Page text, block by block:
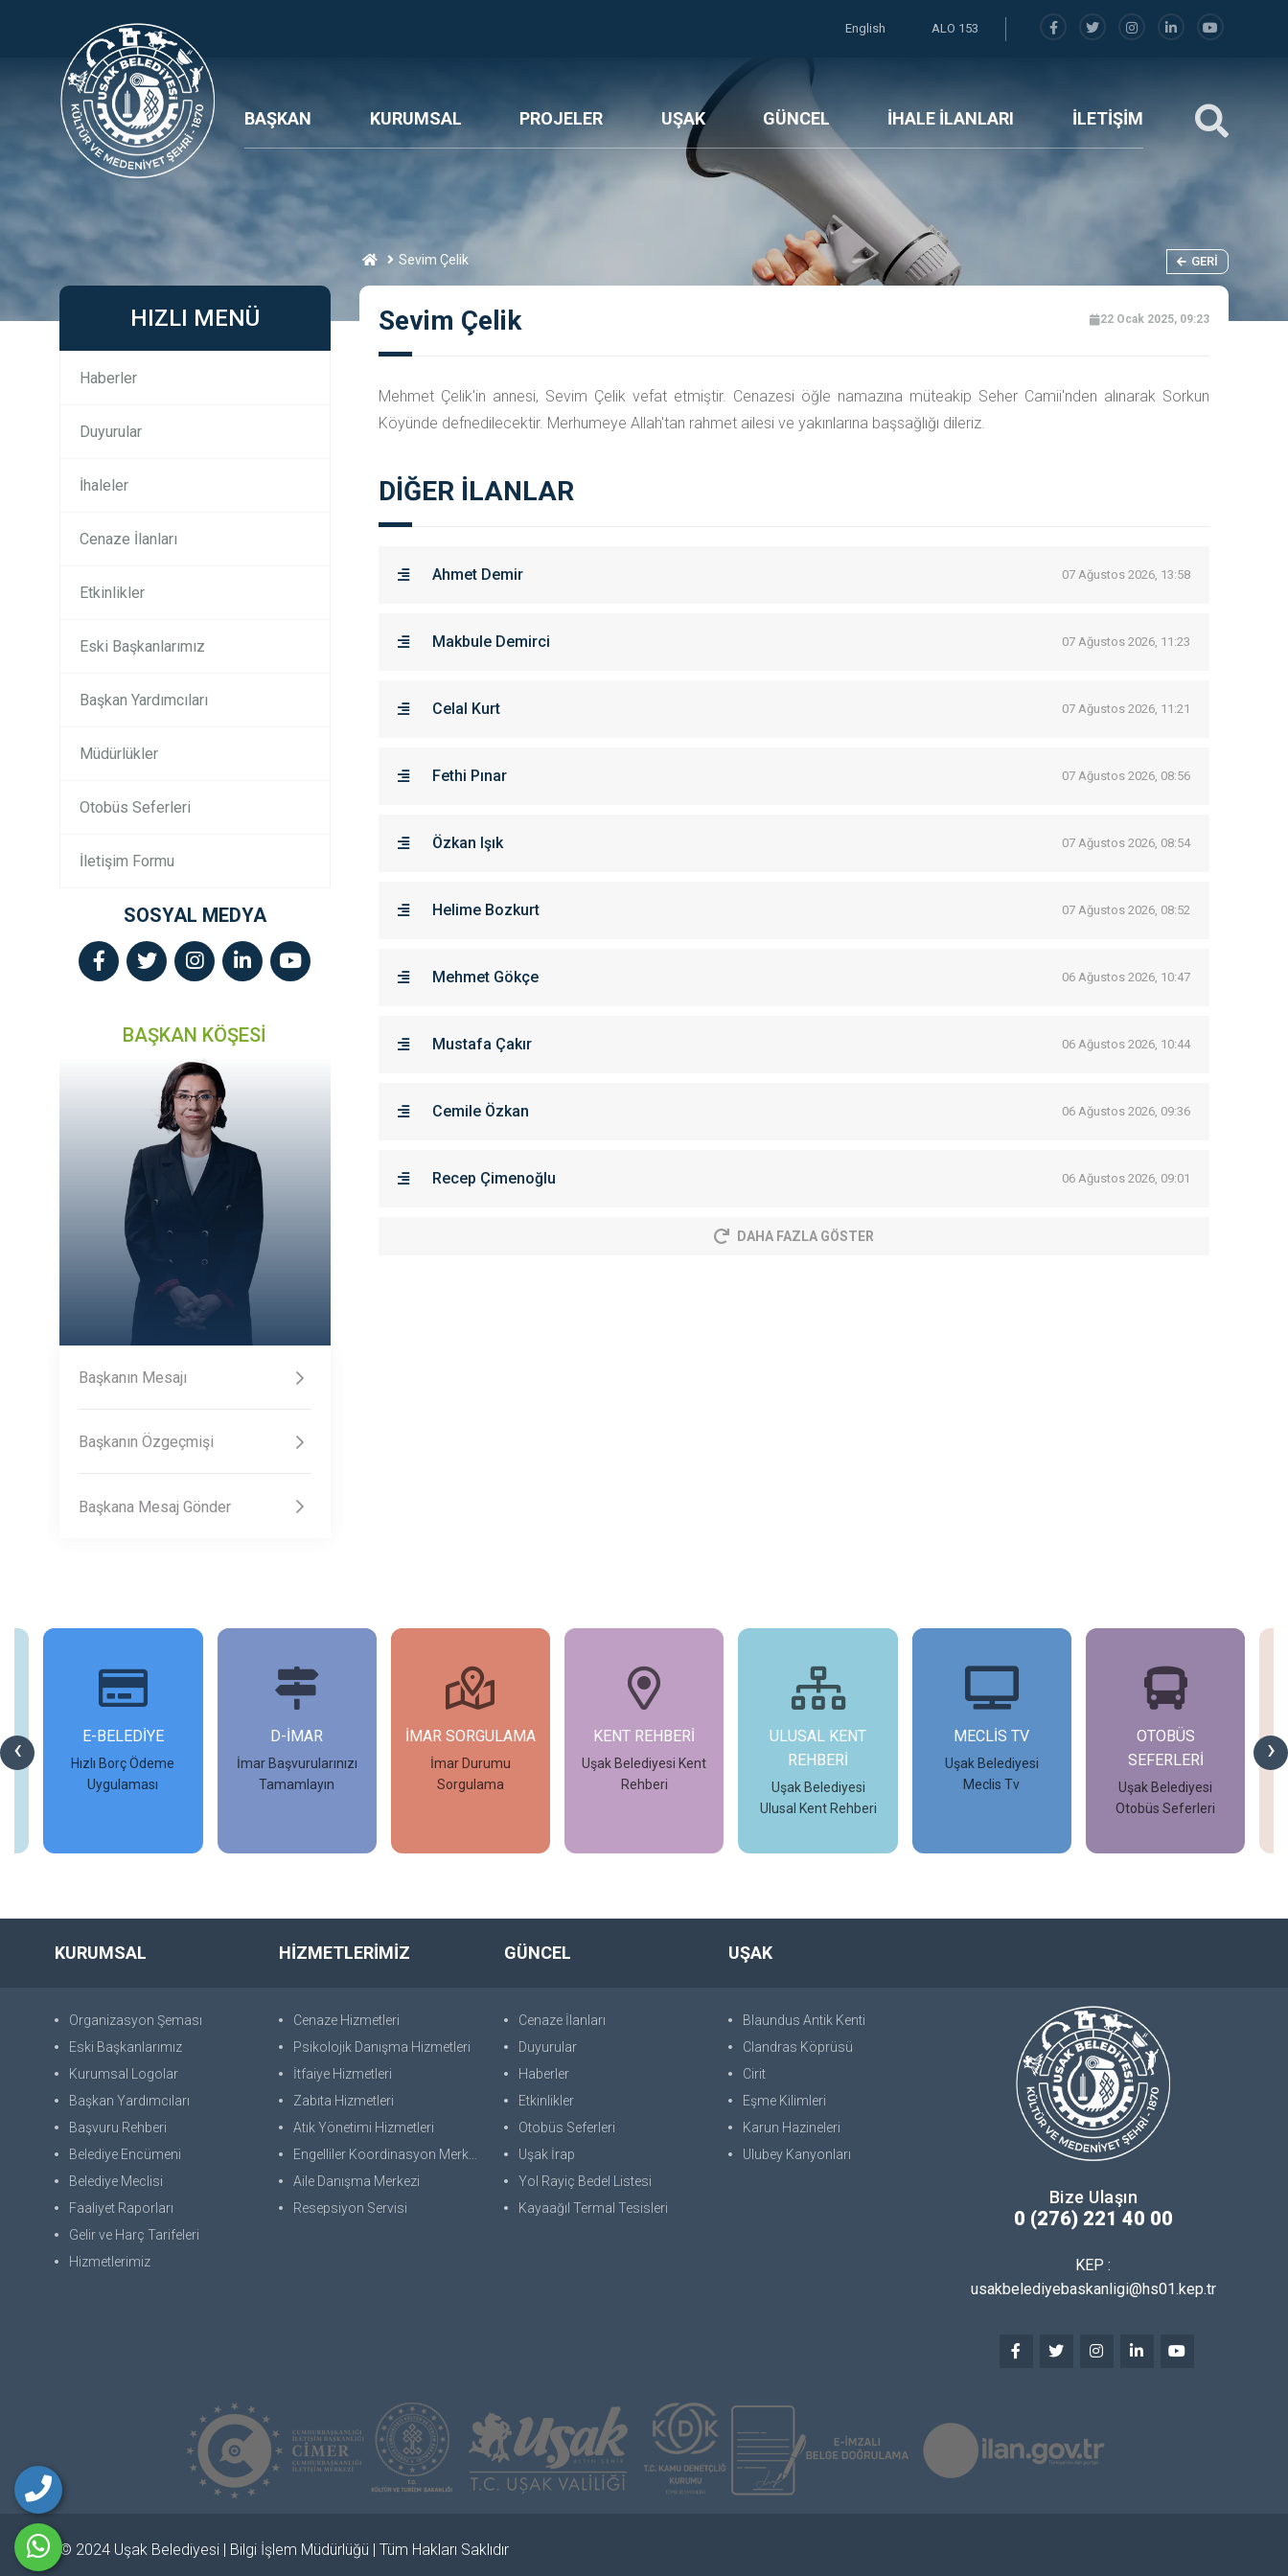
English ALO 153
BAŞKAN KURUMSAL PROJELER UŞAK GÜNCEL İHALE İLANLARI İLETİŞİM
Sevim Çelik GERI
HIZLI MENÜ
Haberler
Duyurular
İhaleler
Cenaze İlanları
Etkinlikler
Eski Başkanlarımız
Başkan Yardımcıları
Müdürlükler
Otobüs Seferleri
İletişim Formu
SOSYAL MEDYA
BAŞKAN KÖŞESİ
Başkanın Mesajı
Başkanın Özgeçmişi
Başkana Mesaj Gönder
Sevim Çelik 22 Ocak 2025, 09:23
Mehmet Çelik'in annesi, Sevim Çelik vefat etmiştir. Cenazesi öğle namazına müteakip Seher Camii'nden alınarak Sorkun
Köyünde defnedilecektir. Merhumeye Allah'tan rahmet ailesi ve yakınlarına başsağlığı dileriz.
DİĞER İLANLAR
Ahmet Demir 07 Ağustos 2026, 13:58
Makbule Demirci 07 Ağustos 2026, 11:23
Celal Kurt 07 Ağustos 2026, 11:21
Fethi Pınar 07 Ağustos 2026, 08:56
Özkan Işık 07 Ağustos 2026, 08:54
Helime Bozkurt 07 Ağustos 2026, 08:52
Mehmet Gökçe 06 Ağustos 2026, 10:47
Mustafa Çakır 06 Ağustos 2026, 10:44
Cemile Özkan 06 Ağustos 2026, 09:36
Recep Çimenoğlu 06 Ağustos 2026, 09:01
DAHA FAZLA GÖSTER
‹ ›
E-BELEDİYE
Hızlı Borç Ödeme
Uygulaması
D-İMAR
İmar Başvurularınızı
Tamamlayın
İMAR SORGULAMA
İmar Durumu
Sorgulama
KENT REHBERİ
Uşak Belediyesi Kent
Rehberi
ULUSAL KENT
REHBERİ
Uşak Belediyesi
Ulusal Kent Rehberi
MECLİS TV
Uşak Belediyesi
Meclis Tv
OTOBÜS
SEFERLERİ
Uşak Belediyesi
Otobüs Seferleri
KURUMSAL
Organizasyon Şeması
Eski Başkanlarımız
Kurumsal Logolar
Başkan Yardımcıları
Başvuru Rehberi
Belediye Encümeni
Belediye Meclisi
Faaliyet Raporları
Gelir ve Harç Tarifeleri
Hizmetlerimiz
HİZMETLERİMİZ
Cenaze Hizmetleri
Psikolojik Danışma Hizmetleri
İtfaiye Hizmetleri
Zabıta Hizmetleri
Atık Yönetimi Hizmetleri
Engelliler Koordinasyon Merkezi
Aile Danışma Merkezi
Resepsiyon Servisi
GÜNCEL
Cenaze İlanları
Duyurular
Haberler
Etkinlikler
Otobüs Seferleri
Uşak İrap
Yol Rayiç Bedel Listesi
Kayaağıl Termal Tesisleri
UŞAK
Blaundus Antik Kenti
Clandras Köprüsü
Cirit
Eşme Kilimleri
Karun Hazineleri
Ulubey Kanyonları
Bize Ulaşın
0 (276) 221 40 00
KEP :
usakbelediyebaskanligi@hs01.kep.tr
© 2024 Uşak Belediyesi | Bilgi İşlem Müdürlüğü | Tüm Hakları Saklıdır